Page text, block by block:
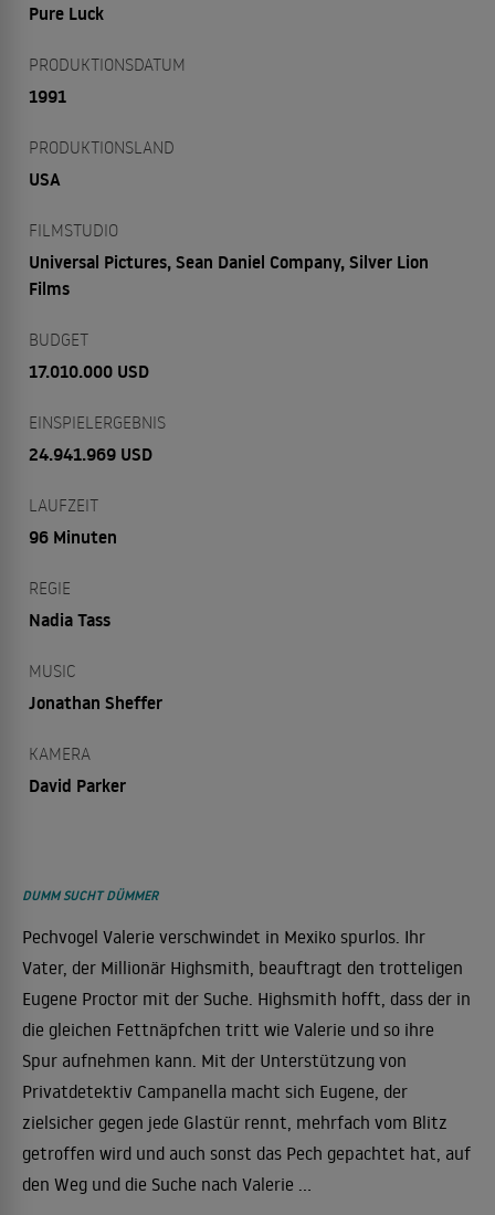
Pure Luck
PRODUKTIONSDATUM
1991
PRODUKTIONSLAND
USA
FILMSTUDIO
Universal Pictures, Sean Daniel Company, Silver Lion
Films
BUDGET
17.010.000 USD
EINSPIELERGEBNIS
24.941.969 USD
LAUFZEIT
96 Minuten
REGIE
Nadia Tass
MUSIC
Jonathan Sheffer
KAMERA
David Parker
DUMM SUCHT DÜMMER
Pechvogel Valerie verschwindet in Mexiko spurlos. Ihr
Vater, der Millionär Highsmith, beauftragt den trotteligen
Eugene Proctor mit der Suche. Highsmith hofft, dass der in
die gleichen Fettnäpfchen tritt wie Valerie und so ihre
Spur aufnehmen kann. Mit der Unterstützung von
Privatdetektiv Campanella macht sich Eugene, der
zielsicher gegen jede Glastür rennt, mehrfach vom Blitz
getroffen wird und auch sonst das Pech gepachtet hat, auf
den Weg und die Suche nach Valerie ...